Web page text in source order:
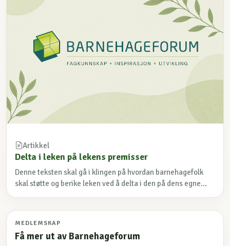
Artikkel
Delta i leken på lekens premisser
Denne teksten skal gå i klingen på hvordan barnehagefolk
skal støtte og berike leken ved å delta i den på dens egne...
MEDLEMSKAP
Få mer ut av Barnehageforum